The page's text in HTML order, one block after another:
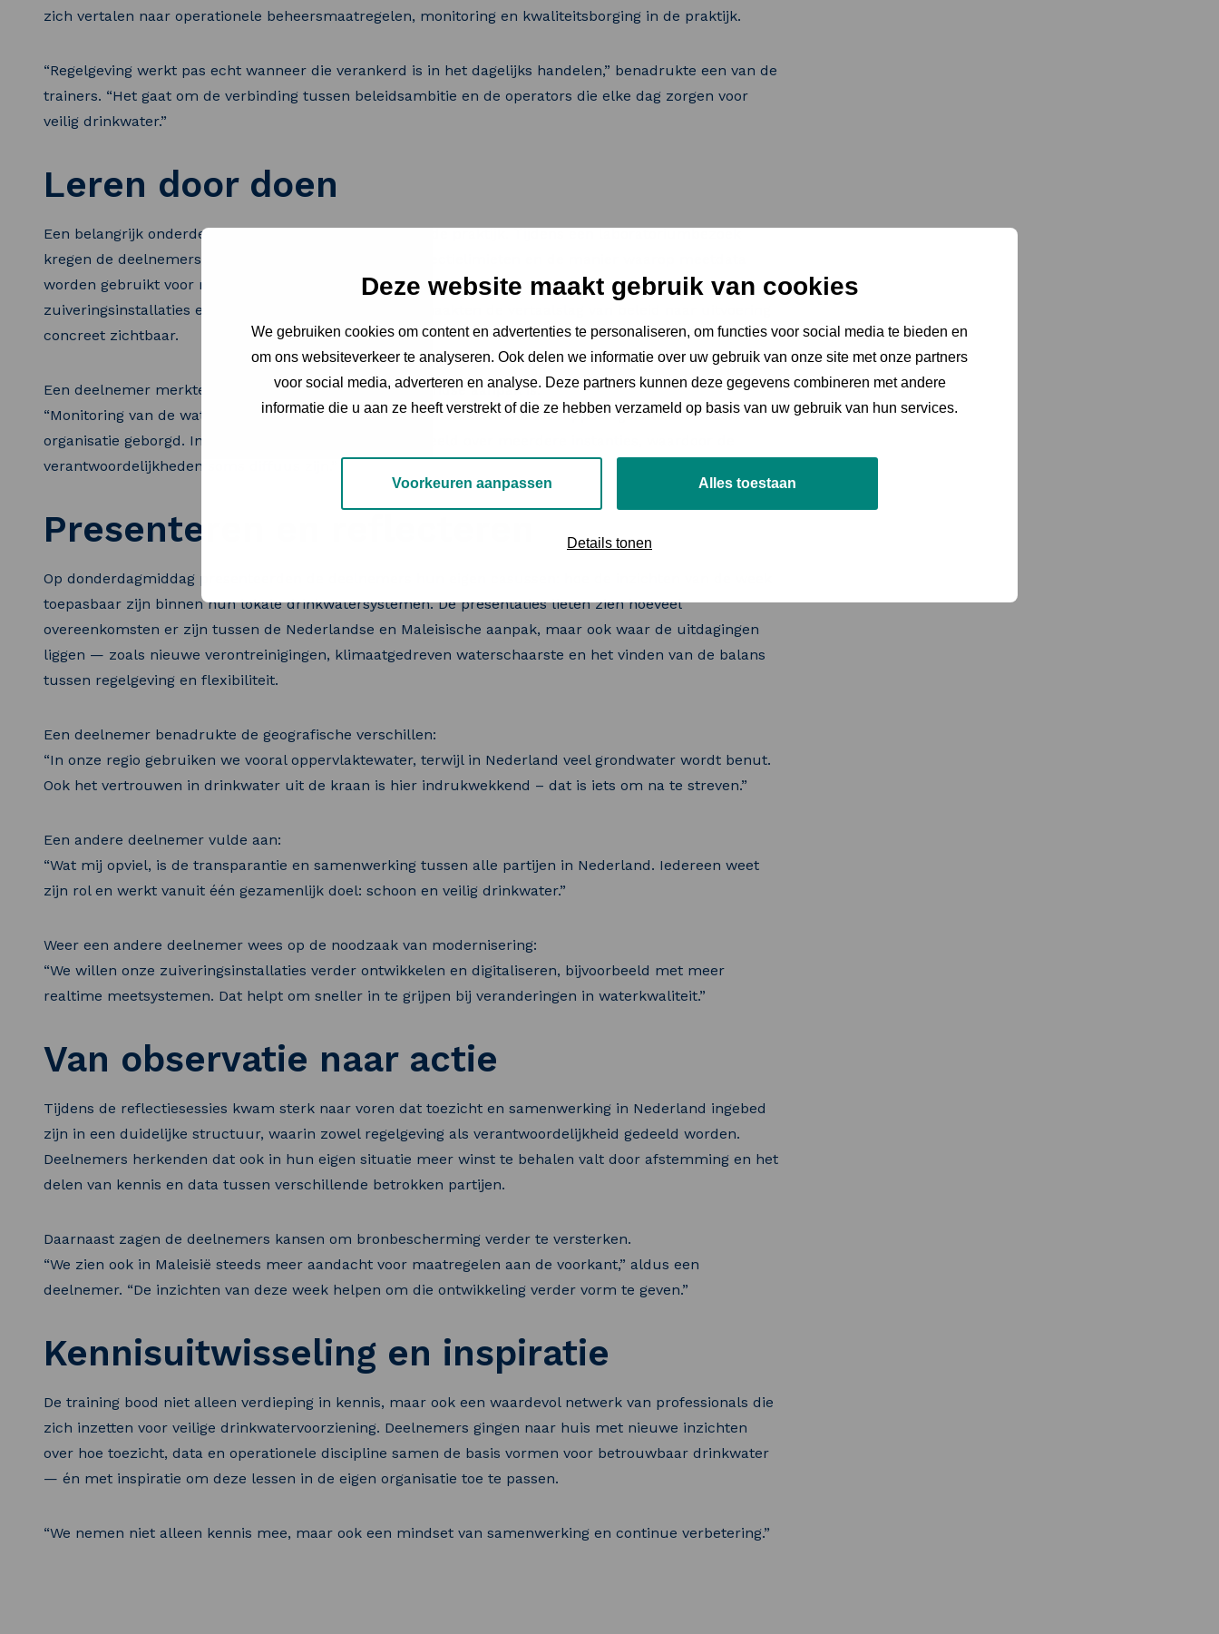
Deze website maakt gebruik van cookies
We gebruiken cookies om content en advertenties te personaliseren, om functies voor social media te bieden en
om ons websiteverkeer te analyseren. Ook delen we informatie over uw gebruik van onze site met onze partners
voor social media, adverteren en analyse. Deze partners kunnen deze gegevens combineren met andere
informatie die u aan ze heeft verstrekt of die ze hebben verzameld op basis van uw gebruik van hun services.
Voorkeuren aanpassen Alles toestaan
Details tonen
zich vertalen naar operationele beheersmaatregelen, monitoring en kwaliteitsborging in de praktijk.
“Regelgeving werkt pas echt wanneer die verankerd is in het dagelijks handelen,” benadrukte een van de
trainers. “Het gaat om de verbinding tussen beleidsambitie en de operators die elke dag zorgen voor
veilig drinkwater.”
Leren door doen
Een belangrijk onderdeel van de week was het leren in de praktijk. Tijdens een laboratoriumbezoek
kregen de deelnemers inzicht in analysemethoden, detectielimieten en de manier waarop meetdata
worden gebruikt voor risicobeoordeling en naleving van kwaliteitsnormen. Ook excursies naar
zuiveringsinstallaties en toezichthoudende instanties maakten de vertaalslag van beleid naar uitvoering
concreet zichtbaar.
Een deelnemer merkte op hoe geïntegreerd de Nederlandse aanpak is:
“Monitoring van de waterkwaliteit is hier naadloos: van monstername tot rapportage. Alles is in één
organisatie geborgd. In onze eigen context ligt dat verdeeld over meerdere instanties, waardoor de
verantwoordelijkheden soms diffuus zijn.”
Presenteren en reflecteren
Op donderdagmiddag presenteerden de deelnemers hun eigen casussen: hoe de inzichten van de week
toepasbaar zijn binnen hun lokale drinkwatersystemen. De presentaties lieten zien hoeveel
overeenkomsten er zijn tussen de Nederlandse en Maleisische aanpak, maar ook waar de uitdagingen
liggen — zoals nieuwe verontreinigingen, klimaatgedreven waterschaarste en het vinden van de balans
tussen regelgeving en flexibiliteit.
Een deelnemer benadrukte de geografische verschillen:
“In onze regio gebruiken we vooral oppervlaktewater, terwijl in Nederland veel grondwater wordt benut.
Ook het vertrouwen in drinkwater uit de kraan is hier indrukwekkend – dat is iets om na te streven.”
Een andere deelnemer vulde aan:
“Wat mij opviel, is de transparantie en samenwerking tussen alle partijen in Nederland. Iedereen weet
zijn rol en werkt vanuit één gezamenlijk doel: schoon en veilig drinkwater.”
Weer een andere deelnemer wees op de noodzaak van modernisering:
“We willen onze zuiveringsinstallaties verder ontwikkelen en digitaliseren, bijvoorbeeld met meer
realtime meetsystemen. Dat helpt om sneller in te grijpen bij veranderingen in waterkwaliteit.”
Van observatie naar actie
Tijdens de reflectiesessies kwam sterk naar voren dat toezicht en samenwerking in Nederland ingebed
zijn in een duidelijke structuur, waarin zowel regelgeving als verantwoordelijkheid gedeeld worden.
Deelnemers herkenden dat ook in hun eigen situatie meer winst te behalen valt door afstemming en het
delen van kennis en data tussen verschillende betrokken partijen.
Daarnaast zagen de deelnemers kansen om bronbescherming verder te versterken.
“We zien ook in Maleisië steeds meer aandacht voor maatregelen aan de voorkant,” aldus een
deelnemer. “De inzichten van deze week helpen om die ontwikkeling verder vorm te geven.”
Kennisuitwisseling en inspiratie
De training bood niet alleen verdieping in kennis, maar ook een waardevol netwerk van professionals die
zich inzetten voor veilige drinkwatervoorziening. Deelnemers gingen naar huis met nieuwe inzichten
over hoe toezicht, data en operationele discipline samen de basis vormen voor betrouwbaar drinkwater
— én met inspiratie om deze lessen in de eigen organisatie toe te passen.
“We nemen niet alleen kennis mee, maar ook een mindset van samenwerking en continue verbetering.”